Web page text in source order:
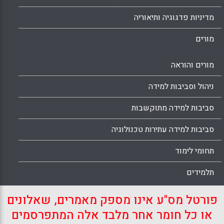
מדיניות פדגוגיה ותיאוריה
מורים
מורים והוראה
ניהול וסביבות למידה
סביבות למידה מתוקשבות
סביבות למידה עתירות טכנולוגיה
תחומי לימוד
תלמידים
פורטל מס"ע אינו מספק מאמרים, שאלונים
או כל חומר אחר מלבד אלה המתפרסמים